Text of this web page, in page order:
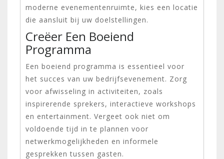
moderne evenementenruimte, kies een locatie
die aansluit bij uw doelstellingen.
Creëer Een Boeiend
Programma
Een boeiend programma is essentieel voor
het succes van uw bedrijfsevenement. Zorg
voor afwisseling in activiteiten, zoals
inspirerende sprekers, interactieve workshops
en entertainment. Vergeet ook niet om
voldoende tijd in te plannen voor
netwerkmogelijkheden en informele
gesprekken tussen gasten.